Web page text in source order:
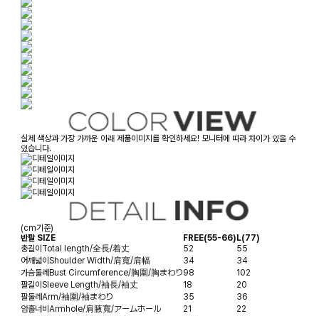
실제 색상과 가장 가까운 아래 제품이미지를 확인하세요! 모니터에 따라 차이가 있을 수
있습니다.
(cm기준)
반팔 SIZE
FREE(55-66)L(77)
총길이Total length/全長/着丈 52
55
어깨넓이Shoulder Width/肩寬/肩幅 34
34
가슴둘레Bust Circumference/胸圍/胸まわり98
102
팔길이Sleeve Length/袖長/袖丈 18
20
팔둘레Arm/袖圍/袖まわり 35
36
암홀너비Armhole/肩腋寬/アームホール 21
22